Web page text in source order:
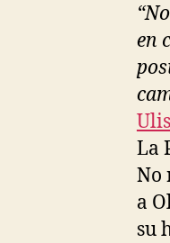
en
La
No
a
su